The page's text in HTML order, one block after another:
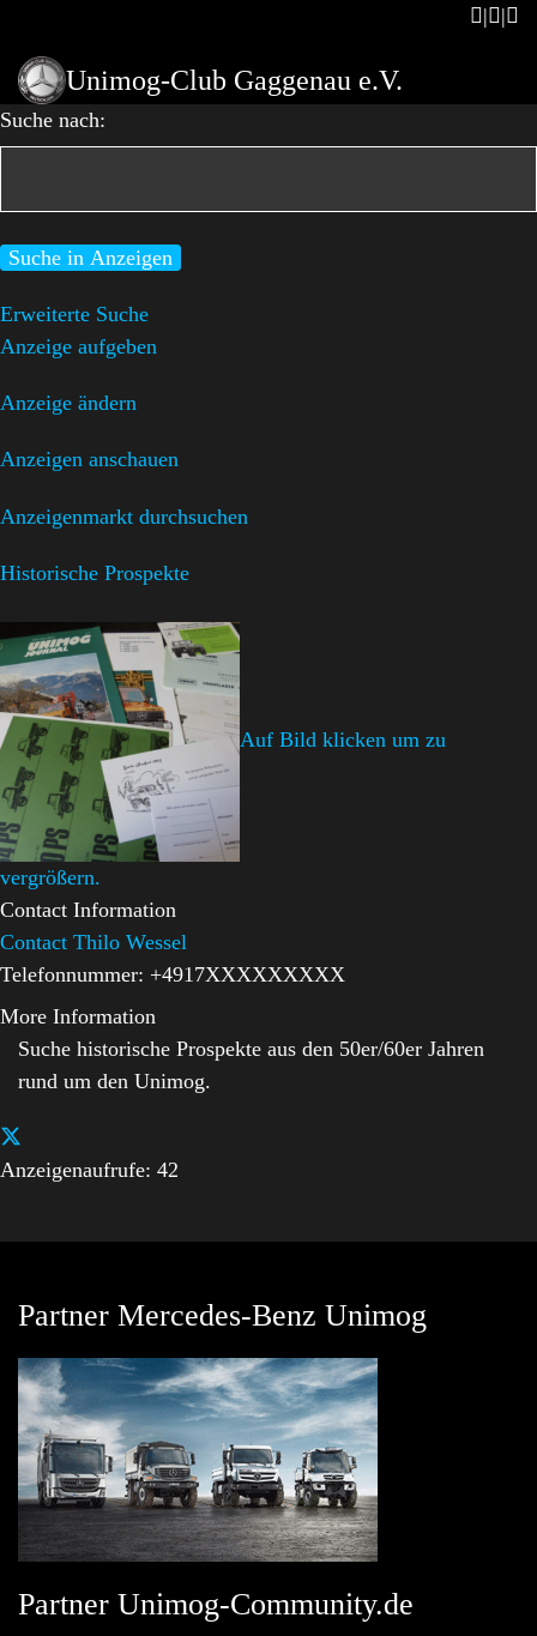
Unimog-Club Gaggenau e.V.
Suche nach:
Erweiterte Suche
Anzeige aufgeben
Anzeige ändern
Anzeigen anschauen
Anzeigenmarkt durchsuchen
Historische Prospekte
Auf Bild klicken um zu
vergrößern.
Contact Information
Contact Thilo Wessel
Telefonnummer: +4917XXXXXXXXX
More Information
Suche historische Prospekte aus den 50er/60er Jahren
rund um den Unimog.
Anzeigenaufrufe: 42
Partner Mercedes-Benz Unimog
Partner Unimog-Community.de